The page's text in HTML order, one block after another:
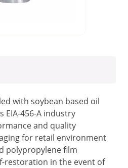
with soybean based oil
EIA-456-A industry
and quality
for retail environment
polypropylene film
restoration in the event of